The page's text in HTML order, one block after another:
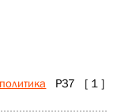
Р37 [ 1 ]